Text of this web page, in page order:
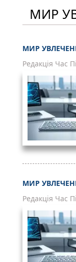
МИР
МИР
Редакція Час
МИР
Редакція Час